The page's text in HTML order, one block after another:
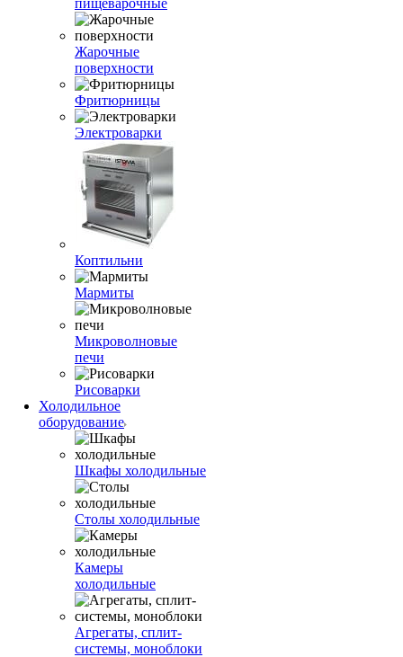
пищеварочные
Жарочные
поверхности
Фритюрницы
Электроварки
Коптильни
Мармиты
Микроволновые
печи
Рисоварки
Холодильное
оборудование
Шкафы холодильные
Столы холодильные
Камеры
холодильные
Агрегаты, сплит-
системы, моноблоки